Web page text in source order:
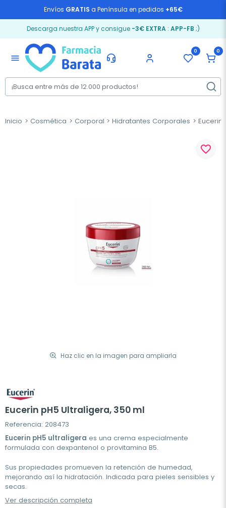
Envíos GRATIS a Península en pedidos +65€
Descarga nuestra APP y consigue -3€ EXTRA: APP-FB ;)
menu
0 0
Inicio Cosmética Corporal Hidratantes Corporales Eucerin
Haz clic en la imagen para ampliarla
favorite_border
Eucerin pH5 Ultraligera, 350 ml
Referencia: 208473
Eucerin pH5 ultraligera es una crema especialmente
formulada con dexpantenol o provitamina B5.
Sus propiedades promueven la retención de humedad,
mejorando así la hidratación. Indicada para pieles sensibles y
secas.
Ver descripción completa